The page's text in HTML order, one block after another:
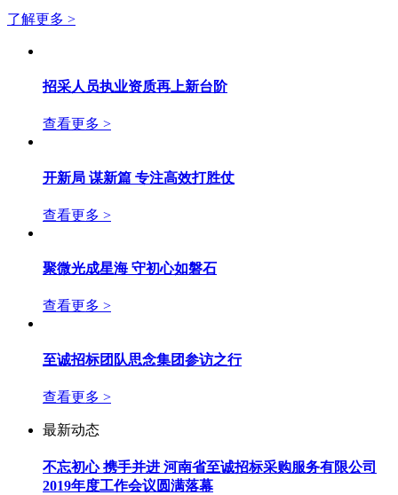
了解更多 >
招采人员执业资质再上新台阶
查看更多 >
开新局 谋新篇 专注高效打胜仗
查看更多 >
聚微光成星海 守初心如磐石
查看更多 >
至诚招标团队思念集团参访之行
查看更多 >
最新动态
不忘初心 携手并进 河南省至诚招标采购服务有限公司
2019年度工作会议圆满落幕